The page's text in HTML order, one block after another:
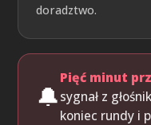
doradztwo.
🔔
Pięć minut
sygnał z
koniec rundy i